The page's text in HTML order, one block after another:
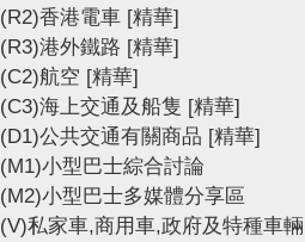
(R2)香港電車 [精華]
(R3)港外鐵路 [精華]
(C2)航空 [精華]
(C3)海上交通及船隻 [精華]
(D1)公共交通有關商品 [精華]
(M1)小型巴士綜合討論
(M2)小型巴士多媒體分享區
(V)私家車,商用車,政府及特種車輛